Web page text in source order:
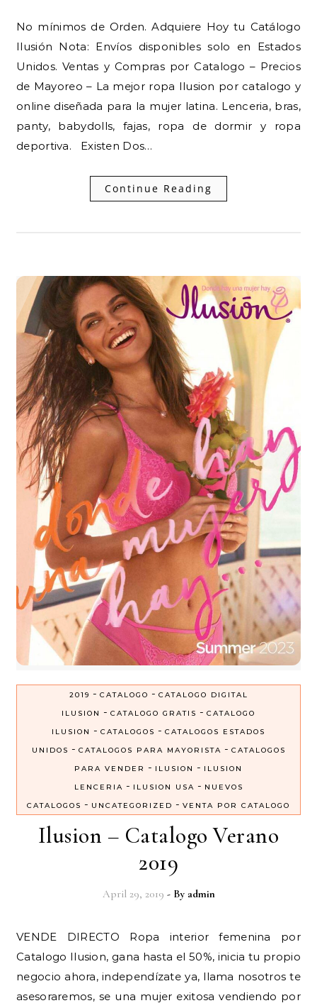
No mínimos de Orden. Adquiere Hoy tu Catálogo
Ilusión Nota: Envíos disponibles solo en Estados
Unidos. Ventas y Compras por Catalogo – Precios
de Mayoreo – La mejor ropa Ilusion por catalogo y
online diseñada para la mujer latina. Lenceria, bras,
panty, babydolls, fajas, ropa de dormir y ropa
deportiva. Existen Dos…
Continue Reading
2019 - CATALOGO - CATALOGO DIGITAL
ILUSION
- CATALOGO GRATIS - CATALOGO
ILUSION
- CATALOGOS - CATALOGOS ESTADOS
UNIDOS - CATALOGOS PARA MAYORISTA - CATALOGOS
PARA VENDER
- ILUSION - ILUSION
LENCERIA - ILUSION USA - NUEVOS
CATALOGOS - UNCATEGORIZED - VENTA POR CATALOGO
Ilusion – Catalogo Verano
2019
April 29, 2019 - By admin
VENDE DIRECTO Ropa interior femenina por
Catalogo Ilusion, gana hasta el 50%, inicia tu propio
negocio ahora, independízate ya, llama nosotros te
asesoraremos, se una mujer exitosa vendiendo por